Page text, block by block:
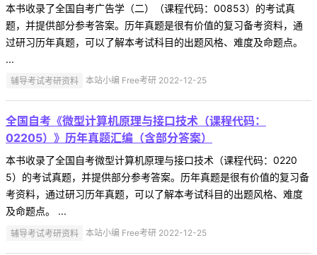
本书收录了全国自考广告学（二）（课程代码：00853）的考试真
题，并提供部分参考答案。历年真题是很有价值的复习备考资料，通
过研习历年真题，可以了解本考试科目的出题风格、难度及命题点。
...
辅导考试考研资料 本站小编 Free考研 2022-12-25
全国自考《微型计算机原理与接口技术（课程代码：
02205）》历年真题汇编（含部分答案）
本书收录了全国自考微型计算机原理与接口技术（课程代码：0220
5）的考试真题，并提供部分参考答案。历年真题是很有价值的复习备
考资料，通过研习历年真题，可以了解本考试科目的出题风格、难度
及命题点。 ...
辅导考试考研资料 本站小编 Free考研 2022-12-25